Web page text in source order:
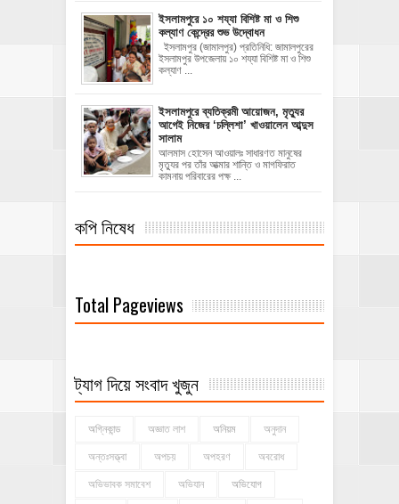
ইসলামপুরে ১০ শয্যা বিশিষ্ট মা ও শিশু
কল্যাণ কেন্দ্রের শুভ উদ্বোধন
ইসলামপুর (জামালপুর) প্রতিনিধি: জামালপুরের
ইসলামপুর উপজেলায় ১০ শয্যা বিশিষ্ট মা ও শিশু
কল্যাণ ...
‎ইসলামপুরে ব্যতিক্রমী আয়োজন, মৃত্যুর
আগেই নিজের ‘চল্লিশা’ খাওয়ালেন আব্দুস
সালাম
আলমাস হোসেন আওয়ালঃ ‎​সাধারণত মানুষের
মৃত্যুর পর তাঁর আত্মার শান্তি ও মাগফিরাত
কামনায় পরিবারের পক্ষ ...
কপি নিষেধ
Total Pageviews
ট্যাগ দিয়ে সংবাদ খুজুন
অগ্নিকান্ড অজ্ঞাত লাশ অনিয়ম অনুদান
অন্তঃসত্ত্বা অপচয় অপহরণ অবরোধ
অভিভাবক সমাবেশ অভিযান অভিযোগ